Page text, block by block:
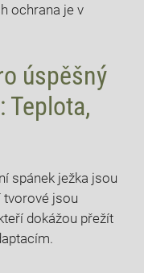
ochrana je v
úspěšný
Teplota,
spánek ježka jsou
tvorové jsou
dokážou přežít